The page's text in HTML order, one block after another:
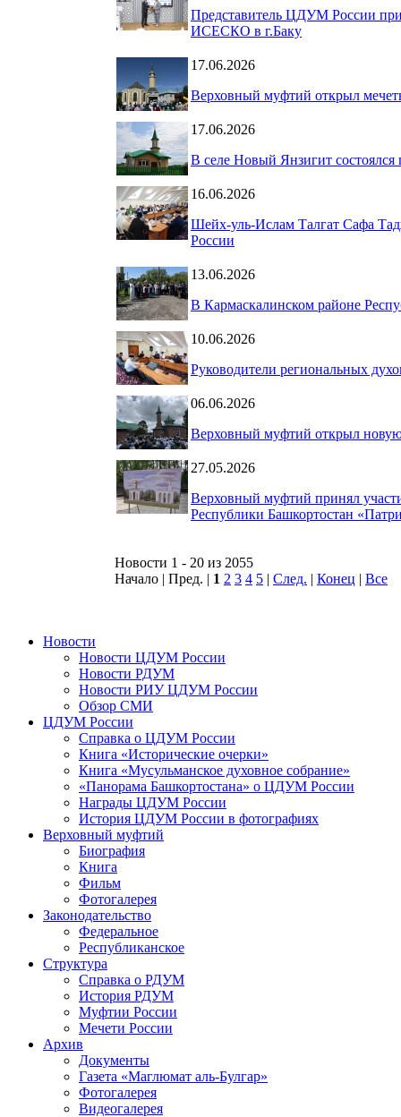
Представитель ЦДУМ России
ИСЕСКО в г.Баку
17.06.2026
Верховный муфтий открыл
17.06.2026
В селе Новый Янзигит
16.06.2026
Шейх-уль-Ислам Талгат Сафа
России
13.06.2026
В Кармаскалинском районе
10.06.2026
Руководители региональных
06.06.2026
Верховный муфтий открыл новую
27.05.2026
Верховный муфтий принял
Республики Башкортостан
Новости 1 - 20 из 2055
Начало | Пред. | 1 2 3 4 5 | След. | Конец | Все
Новости
Новости ЦДУМ России
Новости РДУМ
Новости РИУ ЦДУМ России
Обзор СМИ
ЦДУМ России
Справка о ЦДУМ России
Книга «Исторические очерки»
Книга «Мусульманское духовное собрание»
«Панорама Башкортостана» о ЦДУМ России
Награды ЦДУМ России
История ЦДУМ России в фотографиях
Верховный муфтий
Биография
Книга
Фильм
Фотогалерея
Законодательство
Федеральное
Республиканское
Структура
Справка о РДУМ
История РДУМ
Муфтии России
Мечети России
Архив
Документы
Газета «Маглюмат аль-Булгар»
Фотогалерея
Видеогалерея